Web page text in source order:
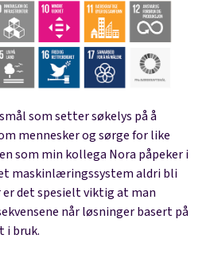
som setter søkelys på å
mennesker og sørge for like
som min kollega Nora påpeker i
maskinlæringssystem aldri bli
det spesielt viktig at man
når løsninger basert på
bruk.